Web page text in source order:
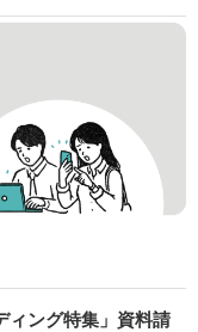
ィング特集」資料請